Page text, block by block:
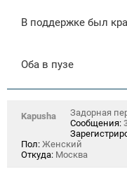
В поддержке был
Оба в пузе
Kapusha
Задорная
Сообщения:
Пол: Женский
Откуда: Москва